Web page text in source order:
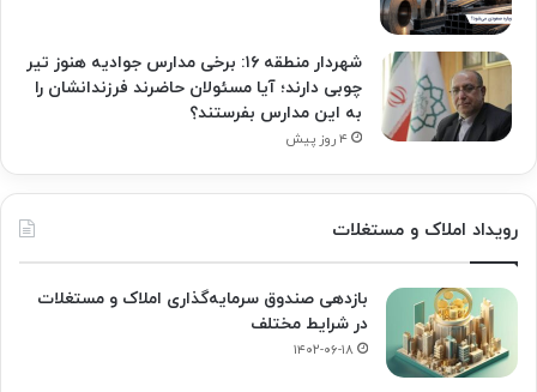
شهردار منطقه ۱۶: برخی مدارس جوادیه هنوز تیر
چوبی دارند؛ آیا مسئولان حاضرند فرزندانشان را
به این مدارس بفرستند؟
۴ روز پیش
رویداد املاک و مستغلات
بازدهی صندوق سرمایه‌گذاری املاک و مستغلات
در شرایط مختلف
۱۴۰۲-۰۶-۱۸